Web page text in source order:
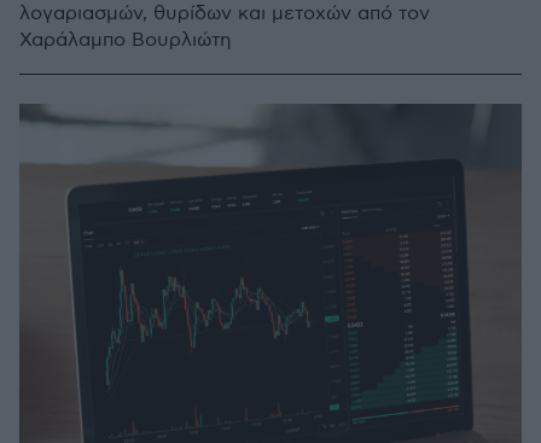
λογαριασμών, θυρίδων και μετοχών από τον
Χαράλαμπο Βουρλιώτη